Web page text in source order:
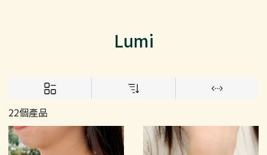
Lumi
22個產品